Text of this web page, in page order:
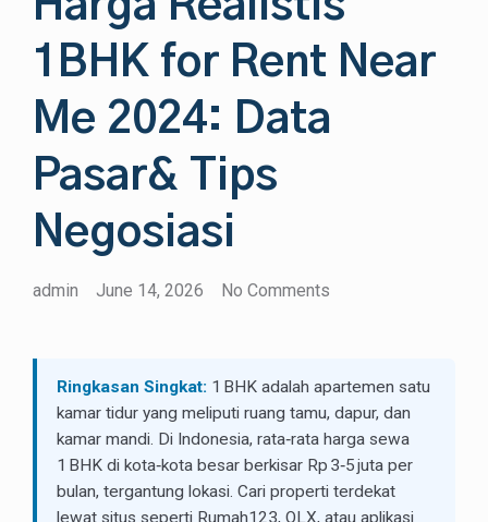
1BHK for Rent Near
Me 2024: Data
Pasar& Tips
Negosiasi
admin June 14, 2026 No Comments
Ringkasan Singkat: 1 BHK adalah apartemen satu
kamar tidur yang meliputi ruang tamu, dapur, dan
kamar mandi. Di Indonesia, rata‑rata harga sewa
1 BHK di kota‑kota besar berkisar Rp 3‑5 juta per
bulan, tergantung lokasi. Cari properti terdekat
lewat situs seperti Rumah123, OLX, atau aplikasi